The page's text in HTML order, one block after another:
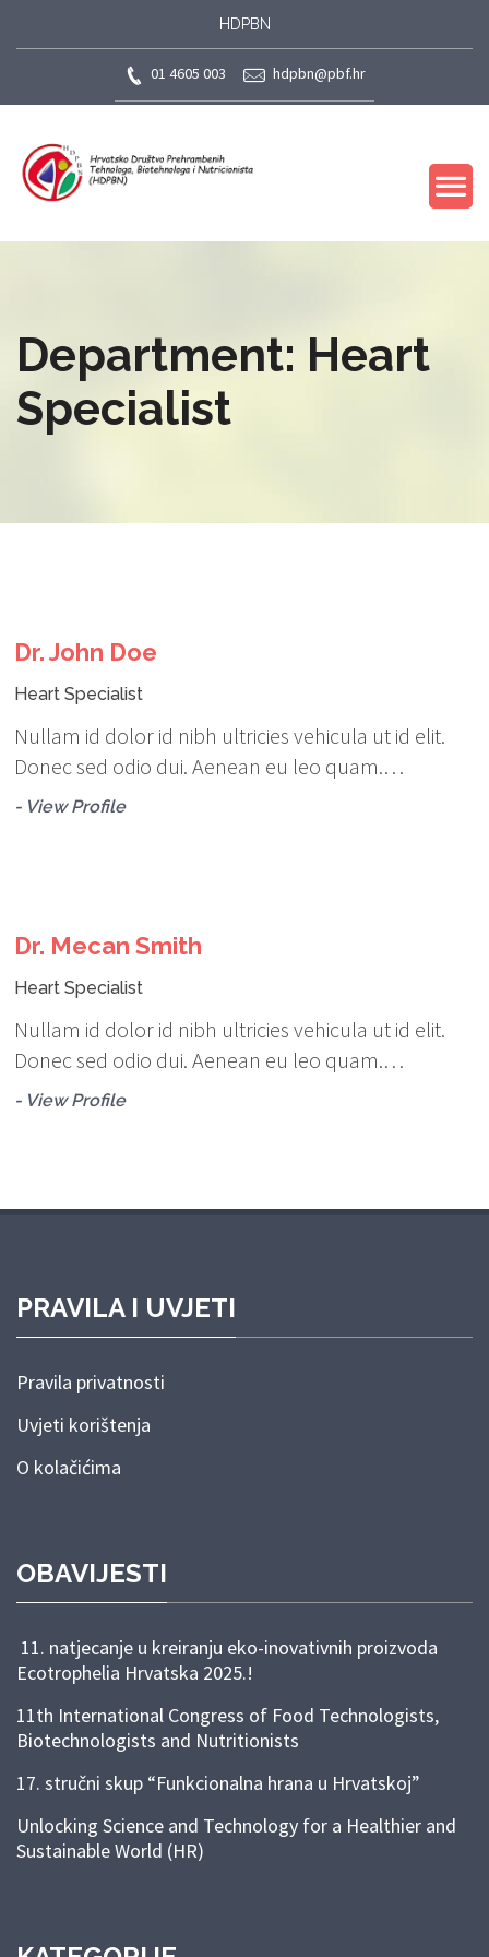
HDPBN
01 4605 003 hdpbn@pbf.hr
Department: Heart
Specialist
Dr. John Doe
Heart Specialist
Nullam id dolor id nibh ultricies vehicula ut id elit.
Donec sed odio dui. Aenean eu leo quam.…
- View Profile
Dr. Mecan Smith
Heart Specialist
Nullam id dolor id nibh ultricies vehicula ut id elit.
Donec sed odio dui. Aenean eu leo quam.…
- View Profile
PRAVILA I UVJETI
Pravila privatnosti
Uvjeti korištenja
O kolačićima
OBAVIJESTI
11. natjecanje u kreiranju eko-inovativnih proizvoda
Ecotrophelia Hrvatska 2025.!
11th International Congress of Food Technologists,
Biotechnologists and Nutritionists
17. stručni skup “Funkcionalna hrana u Hrvatskoj”
Unlocking Science and Technology for a Healthier and
Sustainable World (HR)